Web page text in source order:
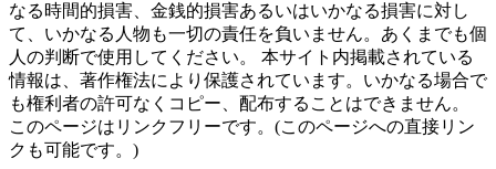
なる時間的損害、金銭的損害あるいはいかなる損害に対し
て、いかなる人物も一切の責任を負いません。あくまでも個
人の判断で使用してください。 本サイト内掲載されている
情報は、著作権法により保護されています。いかなる場合で
も権利者の許可なくコピー、配布することはできません。
このページはリンクフリーです。(このページへの直接リン
クも可能です。)